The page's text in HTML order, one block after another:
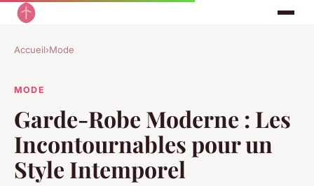
Accueil›Mode
MODE
Garde-Robe Moderne : Les
Incontournables pour un
Style Intemporel